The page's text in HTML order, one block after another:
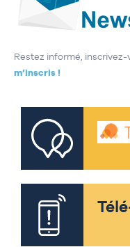
Restez informé, inscrivez-
m’inscris !